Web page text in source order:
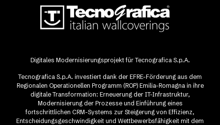
Digitales Modernisierungsprojekt für Tecnografica S.p.A.
Tecnografica S.p.A. investiert dank der EFRE-Förderung aus dem
Regionalen Operationellen Programm (ROP) Emilia-Romagna in ihre
digitale Transformation: Erneuerung der IT-Infrastruktur,
Modernisierung der Prozesse und Einführung eines
fortschrittlichen CRM-Systems zur Steigerung von Effizienz,
Entscheidungsgeschwindigkeit und Wettbewerbsfähigkeit mit dem